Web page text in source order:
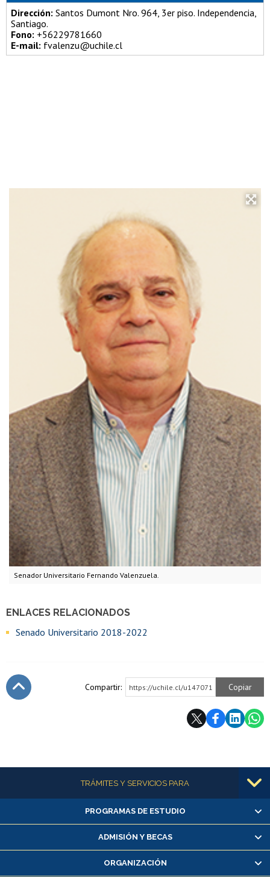
Senador Universitario Fernando Valenzuela.
ENLACES RELACIONADOS
Senado Universitario 2018-2022
Dirección: Santos Dumont Nro. 964, 3er piso. Independencia,
Santiago.
Fono: +56229781660
E-mail: fvalenzu@uchile.cl
Compartir: https://uchile.cl/u147071 Copiar
Más informaciónTRÁMITES Y SERVICIOS PARA
Alumnas/os y exalumnas/os
Matrícula en línea
Inscripción y cambio de asignaturas
Consulta y certificado de notas
PROGRAMAS DE ESTUDIO
ADMISIÓN Y BECAS
ORGANIZACIÓN